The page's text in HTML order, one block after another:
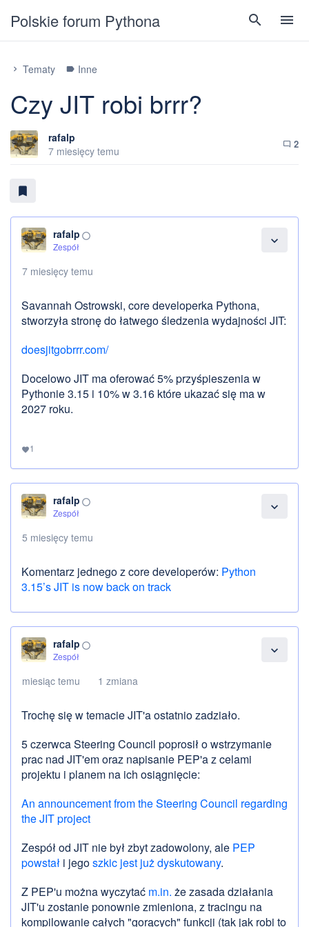
Polskie forum Pythona search menu
chevron_right Tematy label Inne
Czy JIT robi brrr?
rafalp
7 miesięcy temu
chat_bubble_outline 2
bookmark
expand_more
rafalp panorama_fish_eye
Zespół
7 miesięcy temu
Savannah Ostrowski, core developerka Pythona,
stworzyła stronę do łatwego śledzenia wydajności JIT:
doesjitgobrrr.com/
Docelowo JIT ma oferować 5% przyśpieszenia w
Pythonie 3.15 i 10% w 3.16 które ukazać się ma w
2027 roku.
favorite1
expand_more
rafalp panorama_fish_eye
Zespół
5 miesięcy temu
Komentarz jednego z core developerów: Python
3.15’s JIT is now back on track
expand_more
rafalp panorama_fish_eye
Zespół
miesiąc temu 1 zmiana
Trochę się w temacie JIT'a ostatnio zadziało.
5 czerwca Steering Council poprosił o wstrzymanie
prac nad JIT'em oraz napisanie PEP'a z celami
projektu i planem na ich osiągnięcie:
An announcement from the Steering Council regarding
the JIT project
Zespół od JIT nie był zbyt zadowolony, ale PEP
powstał i jegoszkic jest już dyskutowany.
Z PEP'u można wyczytać m.in. że zasada działania
JIT'u zostanie ponownie zmieniona, z tracingu na
kompilowanie całych "gorących" funkcji (tak jak robi to